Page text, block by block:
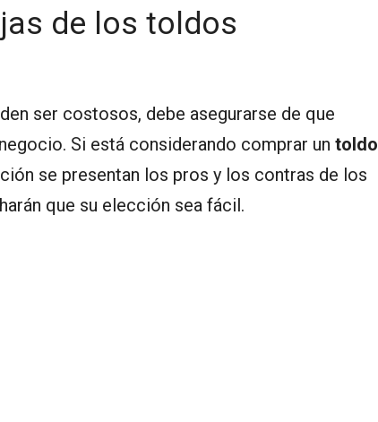
de los toldos
ser costosos, debe asegurarse de que
Si está considerando comprar un toldo
se presentan los pros y los contras de los
que su elección sea fácil.